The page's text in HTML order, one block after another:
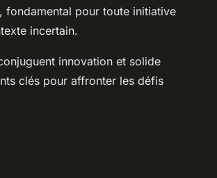
fondamental pour toute initiative
incertain.
innovation et solide
clés pour affronter les défis